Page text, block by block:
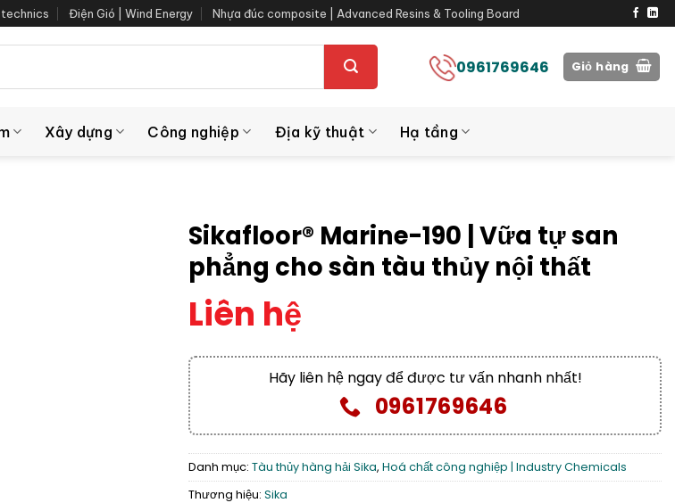
Điện Gió | Wind Energy Nhựa đúc composite | Advanced Resins & Tooling Board
0961769646 Giỏ hàng
Xây dựng Công nghiệp Địa kỹ thuật Hạ tầng
Sikafloor® Marine-190 | Vữa tự san
phẳng cho sàn tàu thủy nội thất
Liên hệ
Hãy liên hệ ngay để được tư vấn nhanh nhất!
0961769646
Danh mục: Tàu thủy hàng hải Sika, Hoá chất công nghiệp | Industry Chemicals
Thương hiệu: Sika